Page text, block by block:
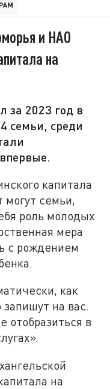
и НАО
на
за 2023 год в
семьи, среди
капитала
могут семьи,
роль молодых
мера
с рождением
как
на вас.
отобразиться в
на